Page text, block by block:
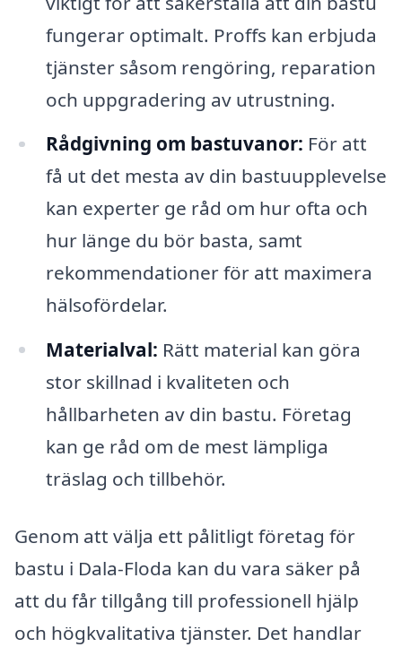
fungerar optimalt. Proffs kan erbjuda
tjänster såsom rengöring, reparation
och uppgradering av utrustning.
Rådgivning om bastuvanor: För att
få ut det mesta av din bastuupplevelse
kan experter ge råd om hur ofta och
hur länge du bör basta, samt
rekommendationer för att maximera
hälsofördelar.
Materialval: Rätt material kan göra
stor skillnad i kvaliteten och
hållbarheten av din bastu. Företag
kan ge råd om de mest lämpliga
träslag och tillbehör.
Genom att välja ett pålitligt företag för
bastu i Dala-Floda kan du vara säker på
att du får tillgång till professionell hjälp
och högkvalitativa tjänster. Det handlar